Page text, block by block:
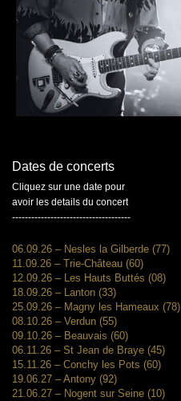
Dates de concerts
Cliquez sur une date pour
avoir les details du concert
-------------------------------------
06.09.26 – Nesles la Gilberde (77)
11.09.26 – Trie-Château (60)
12.09.26 – Les Hauts Buttés (08)
18.09.26 – Lanton (33)
25.09.26 – Magny les Hameaux (78)
08.10.26 – Verdun (55)
09.10.26 – Beauvais (60)
06.11.26 – St Jean de Braye (45)
15.11.26 – Conchy les Pots (60)
19.06.27 – Antony (92)
21.06.27 – Nogent sur Seine (10)